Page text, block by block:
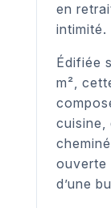
en
intimité.
Édifiée
m²,
cuisine,
ouverte
d’une